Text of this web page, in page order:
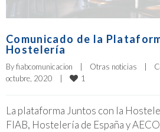
Comunicado de la
Hostelería
By fiabcomunicacion Otras noticias
octubre, 2020
1
La plataforma Juntos con la
FIAB, Hostelería de España y